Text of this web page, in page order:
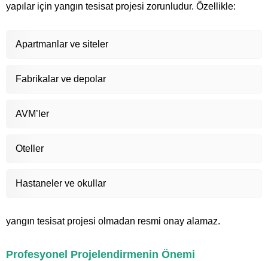
yapılar için yangın tesisat projesi zorunludur. Özellikle:
Apartmanlar ve siteler
Fabrikalar ve depolar
AVM’ler
Oteller
Hastaneler ve okullar
yangın tesisat projesi olmadan resmi onay alamaz.
Profesyonel Projelendirmenin Önemi